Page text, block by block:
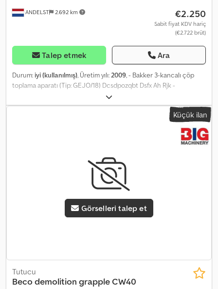
ANDELST 2.692 km €2.250
Sabit fiyat KDV hariç
(€2.722 brüt)
Talep etmek Ara
Durum: iyi (kullanılmış), Üretim yılı:2009, - Bakker 3-kancalı çöp
toplama aparatı (Tip: GEJO/18) Dcsdpozqbt Dsfx Ah Rjk -
Maksimum kaldırma kapasitesi: 4.000 kg - Net ağırlık: 360 kg = Ek
bilgiler = Ölçüler (U x G x Y): 25 x 65 x 130 cm Teknik durumu: iyi
Görsel durumu: iyi Üretici: Clean Mat Trucks B.V. Wageningsestraat
Küçük ilan
Görselleri talep et
Tutucu
Becodemolition grapple CW40